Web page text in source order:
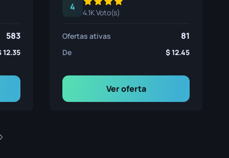
583
12.35
4
4.1K Voto(s)
Ofertas ativas 81
De 12.45
Ver oferta